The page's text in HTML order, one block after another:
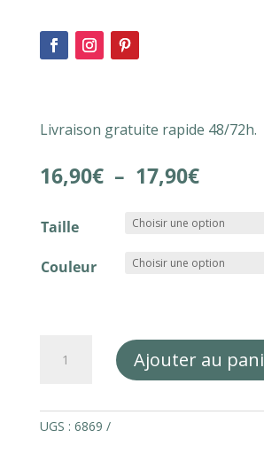
Livraison gratuite rapide 48/72h.
16,90€ – 17,90€Plage
prix :
16,90€
à
17,90€
Taille
Couleur
bain
Ajouter au
UGS : 6869